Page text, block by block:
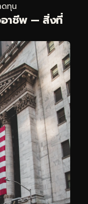
ทุน
อาชีพ — สิ่งที่